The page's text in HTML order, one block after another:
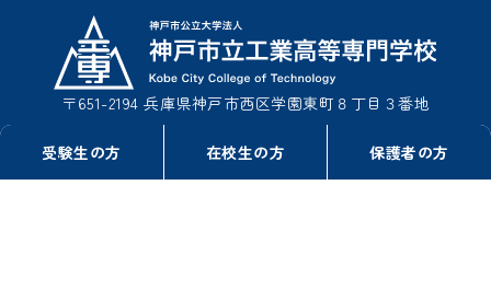
受験生の方 在校生の方 保護者の方
〒651-2194 兵庫県神戸市西区学園東町８丁目３番地
TEL : 078-795-3311（事務室総務課）